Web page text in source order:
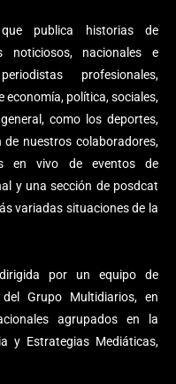
publica historias de
noticiosos, nacionales e
profesionales,
economía, política, sociales,
como los deportes,
nuestros colaboradores,
en vivo de eventos de
y una sección de posdcat
variadas situaciones de la
por un equipo de
Grupo Multidiarios, en
agrupados en la
y Estrategias Mediáticas,